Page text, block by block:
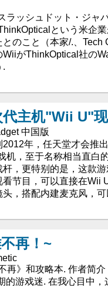
ラッシュドット・ジャ
という米企
のこと（本家/.、
WiiがThinkOptical社の
.
代主机"Wii U"
中国版
2012年，任天堂才会推
机，至于名称相当直白
杆，更特别的是，这款
看节目，可以直接在Wii
，搭配内建麦克风，
再！~
再》和攻略本. 作者简
的游戏迷. 在我心目中